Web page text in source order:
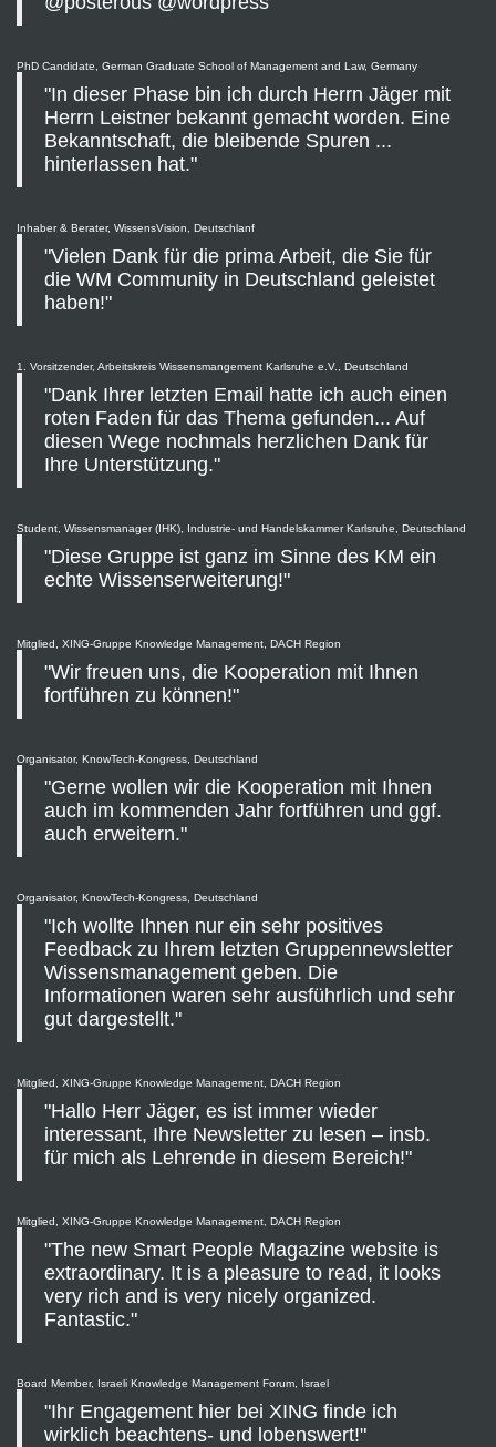
PhD Candidate, German Graduate School of Management and Law, Germany
"In dieser Phase bin ich durch Herrn Jäger mit
Herrn Leistner bekannt gemacht worden. Eine
Bekanntschaft, die bleibende Spuren ...
hinterlassen hat."
Inhaber & Berater, WissensVision, Deutschlanf
"Vielen Dank für die prima Arbeit, die Sie für
die WM Community in Deutschland geleistet
haben!"
1. Vorsitzender, Arbeitskreis Wissensmangement Karlsruhe e.V., Deutschland
"Dank Ihrer letzten Email hatte ich auch einen
roten Faden für das Thema gefunden... Auf
diesen Wege nochmals herzlichen Dank für
Ihre Unterstützung."
Student, Wissensmanager (IHK), Industrie- und Handelskammer Karlsruhe, Deutschland
"Diese Gruppe ist ganz im Sinne des KM ein
echte Wissenserweiterung!"
Mitglied, XING-Gruppe Knowledge Management, DACH Region
"Wir freuen uns, die Kooperation mit Ihnen
fortführen zu können!"
Organisator, KnowTech-Kongress, Deutschland
"Gerne wollen wir die Kooperation mit Ihnen
auch im kommenden Jahr fortführen und ggf.
auch erweitern."
Organisator, KnowTech-Kongress, Deutschland
"Ich wollte Ihnen nur ein sehr positives
Feedback zu Ihrem letzten Gruppennewsletter
Wissensmanagement geben. Die
Informationen waren sehr ausführlich und sehr
gut dargestellt."
Mitglied, XING-Gruppe Knowledge Management, DACH Region
"Hallo Herr Jäger, es ist immer wieder
interessant, Ihre Newsletter zu lesen – insb.
für mich als Lehrende in diesem Bereich!"
Mitglied, XING-Gruppe Knowledge Management, DACH Region
"The new Smart People Magazine website is
extraordinary. It is a pleasure to read, it looks
very rich and is very nicely organized.
Fantastic."
Board Member, Israeli Knowledge Management Forum, Israel
"Ihr Engagement hier bei XING finde ich
wirklich beachtens- und lobenswert!"